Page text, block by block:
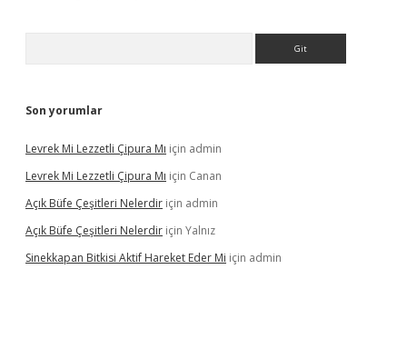
Son yorumlar
Levrek Mi Lezzetli Çipura Mı için admin
Levrek Mi Lezzetli Çipura Mı için Canan
Açık Büfe Çeşitleri Nelerdir için admin
Açık Büfe Çeşitleri Nelerdir için Yalnız
Sinekkapan Bitkisi Aktif Hareket Eder Mi için admin